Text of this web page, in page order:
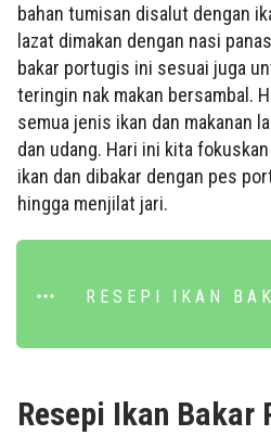
bahan tumisan disalut dengan
lazat dimakan dengan nasi
bakar portugis ini sesuai juga
teringin nak makan bersambal.
semua jenis ikan dan makanan
dan udang. Hari ini kita
ikan dan dibakar dengan pes
hingga menjilat jari.
RESEPI IKAN
Resepi Ikan Bakar